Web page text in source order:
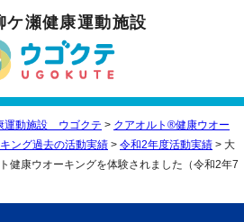
ケ瀬健康運動施設
運動施設 ウゴクテ > クアオルト®健康ウオー
ング過去の活動実績 > 令和2年度活動実績 > 大
健康ウオーキングを体験されました（令和2年7